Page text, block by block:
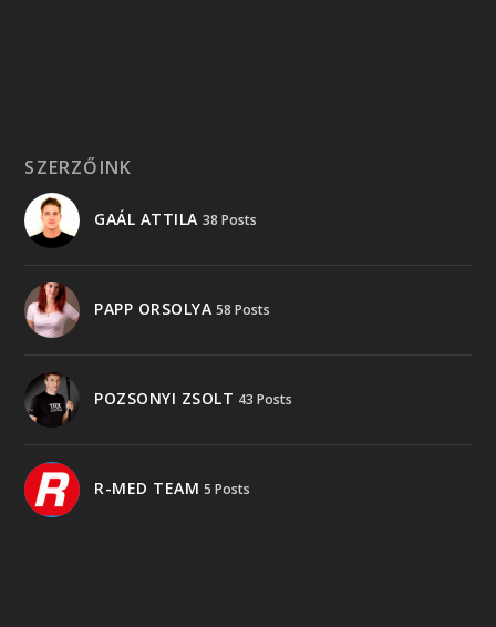
SZERZŐINK
GAÁL ATTILA 38 Posts
PAPP ORSOLYA 58 Posts
POZSONYI ZSOLT 43 Posts
R-MED TEAM 5 Posts